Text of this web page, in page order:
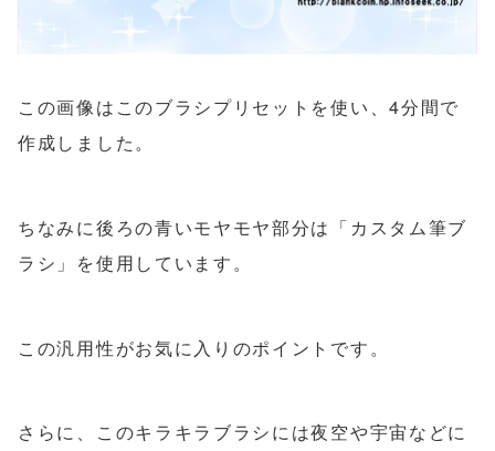
この画像はこのブラシプリセットを使い、4分間で
作成しました。
ちなみに後ろの青いモヤモヤ部分は「カスタム筆ブ
ラシ」を使用しています。
この汎用性がお気に入りのポイントです。
さらに、このキラキラブラシには夜空や宇宙などに